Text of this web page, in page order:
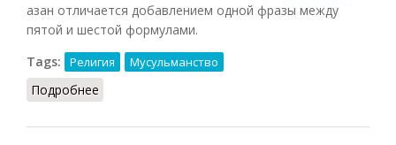
азан отличается добавлением одной фразы между
пятой и шестой формулами.
Tags:
Религия Мусульманство
Подробнее